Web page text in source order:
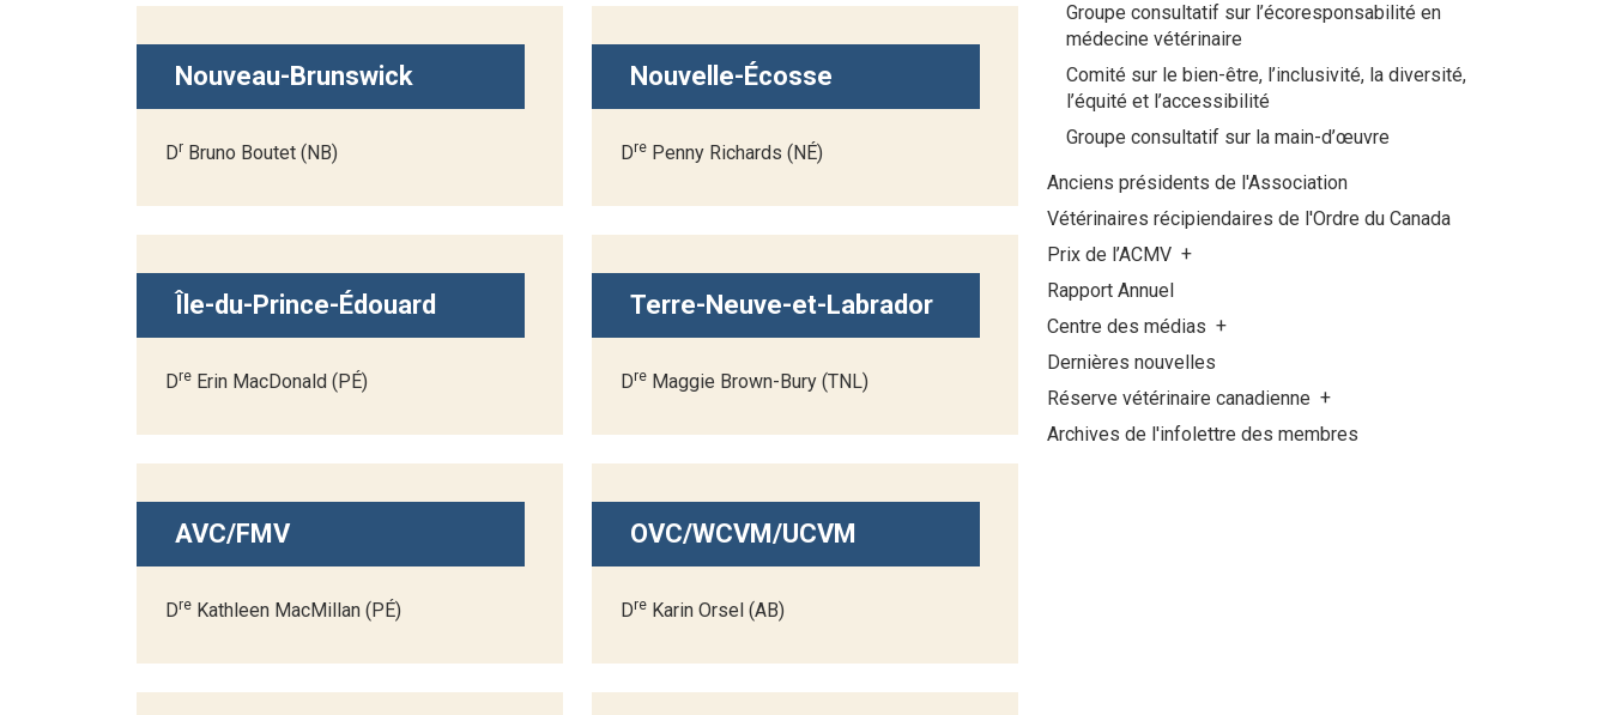
Nouveau-Brunswick
Dr Bruno Boutet (NB)
Nouvelle-Écosse
Dre Penny Richards (NÉ)
Île-du-Prince-Édouard
Dre Erin MacDonald (PÉ)
Terre-Neuve-et-Labrador
Dre Maggie Brown-Bury (TNL)
AVC/FMV
Dre Kathleen MacMillan (PÉ)
OVC/WCVM/UCVM
Dre Karin Orsel (AB)
Groupe consultatif sur l’écoresponsabilité en
médecine vétérinaire
Comité sur le bien-être, l’inclusivité, la diversité,
l’équité et l’accessibilité
Groupe consultatif sur la main-d’œuvre
Anciens présidents de l'Association
Vétérinaires récipiendaires de l'Ordre du Canada
Prix de l’ACMV
Rapport Annuel
Centre des médias
Dernières nouvelles
Réserve vétérinaire canadienne
Archives de l'infolettre des membres